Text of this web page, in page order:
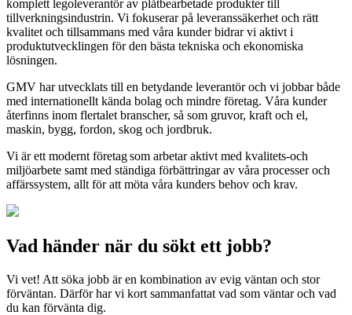
komplett legoleverantör av plåtbearbetade produkter till
tillverkningsindustrin. Vi fokuserar på leveranssäkerhet och rätt
kvalitet och tillsammans med våra kunder bidrar vi aktivt i
produktutvecklingen för den bästa tekniska och ekonomiska
lösningen.
GMV har utvecklats till en betydande leverantör och vi jobbar både
med internationellt kända bolag och mindre företag. Våra kunder
återfinns inom flertalet branscher, så som gruvor, kraft och el,
maskin, bygg, fordon, skog och jordbruk.
Vi är ett modernt företag som arbetar aktivt med kvalitets-och
miljöarbete samt med ständiga förbättringar av våra processer och
affärssystem, allt för att möta våra kunders behov och krav.
Vad händer när du sökt ett jobb?
Vi vet! Att söka jobb är en kombination av evig väntan och stor
förväntan. Därför har vi kort sammanfattat vad som väntar och vad
du kan förvänta dig.